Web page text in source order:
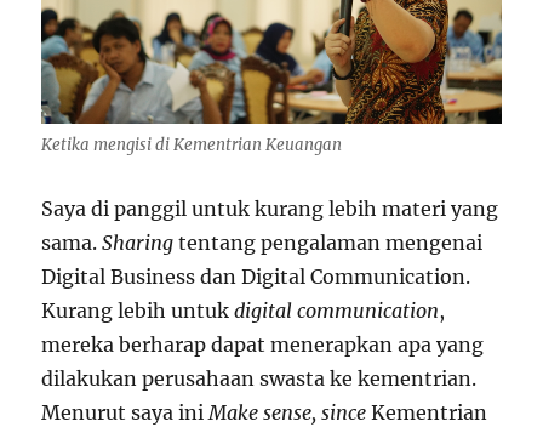
Ketika mengisi di Kementrian Keuangan
Saya di panggil untuk kurang lebih materi yang
sama.Sharing tentang pengalaman mengenai
Digital Business dan Digital Communication.
Kurang lebih untukdigital communication,
mereka berharap dapat menerapkan apa yang
dilakukan perusahaan swasta ke kementrian.
Menurut saya iniMake sense, since Kementrian